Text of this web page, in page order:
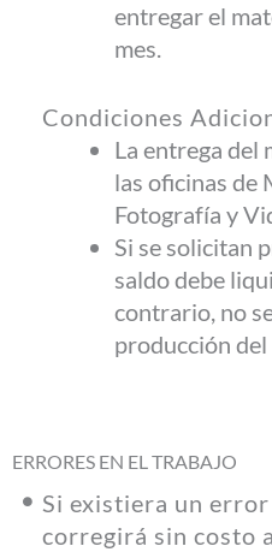
entregar el
mes.
Condiciones
La entrega del
las oficinas de
Fotografía y
Si se solicitan
saldo debe
contrario, no
producción
ERRORES EN EL TRABAJO
Si existiera un
corregirá sin costo